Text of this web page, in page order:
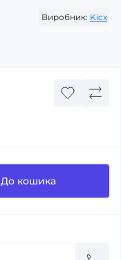
Виробник: Kicx
До кошика